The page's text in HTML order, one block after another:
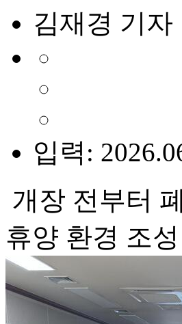
김재경 기자
입력:
개장 전부터
휴양 환경 조성